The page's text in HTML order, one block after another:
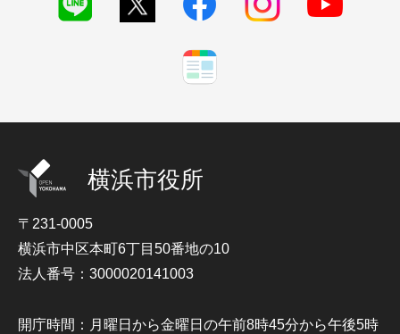
横浜市役所
〒231-0005
横浜市中区本町6丁目50番地の10
法人番号：3000020141003
開庁時間：月曜日から金曜日の午前8時45分から午後5時